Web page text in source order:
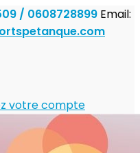
/ 0608728899 Email:
votre compte